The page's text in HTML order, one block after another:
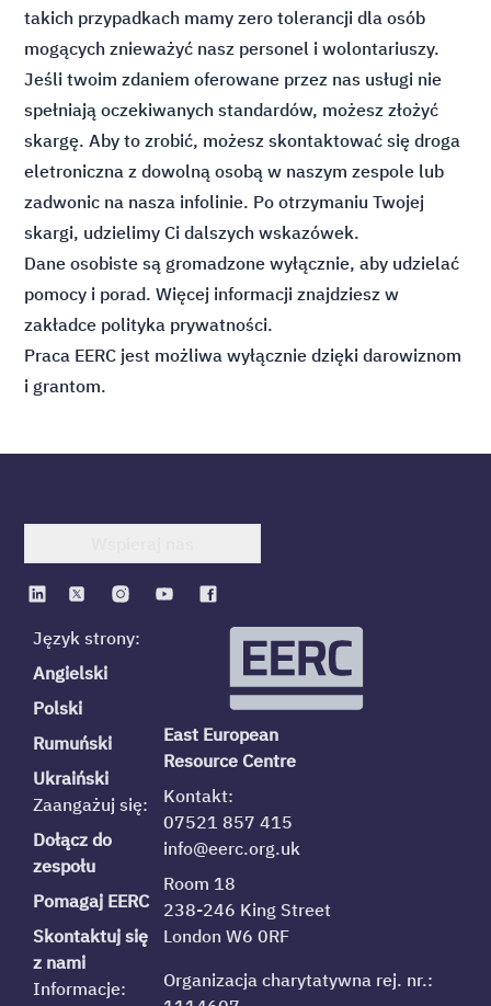
takich przypadkach mamy zero tolerancji dla osób
mogących znieważyć nasz personel i wolontariuszy.
Jeśli twoim zdaniem oferowane przez nas usługi nie
spełniają oczekiwanych standardów, możesz złożyć
skargę. Aby to zrobić, możesz skontaktować się droga
eletroniczna z dowolną osobą w naszym zespole lub
zadwonic na nasza infolinie. Po otrzymaniu Twojej
skargi, udzielimy Ci dalszych wskazówek.
Dane osobiste są gromadzone wyłącznie, aby udzielać
pomocy i porad. Więcej informacji znajdziesz w
zakładce polityka prywatności.
Praca EERC jest możliwa wyłącznie dzięki darowiznom
i grantom.
Język strony:
Angielski
Polski
Rumuński
Ukraiński
Zaangażuj się:
Dołącz do
zespołu
Pomagaj EERC
Skontaktuj się
z nami
Informacje:
East European
Resource Centre
Kontakt:
07521 857 415
info@eerc.org.uk
Room 18
238-246 King Street
London W6 0RF
Organizacja charytatywna rej. nr.: